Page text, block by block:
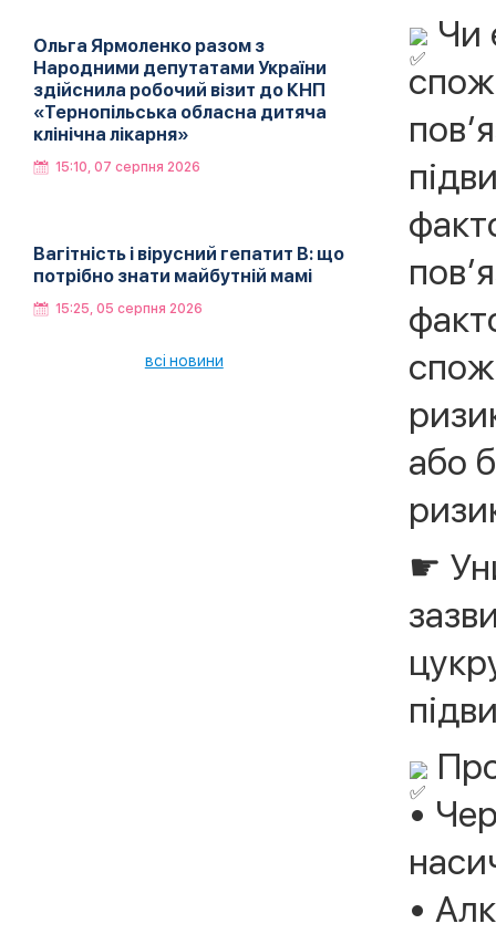
Ольга Ярмоленко разом з
Народними депутатами України
здійснила робочий візит до КНП
«Тернопільська обласна дитяча
клінічна лікарня»
15:10, 07 серпня 2026
Вагітність і вірусний гепатит В: що
потрібно знати майбутній мамі
15:25, 05 серпня 2026
всі новини
Чи
або
☛
•
•